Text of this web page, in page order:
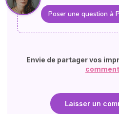
Poser une question à
Envie de partager vos
Laisser un